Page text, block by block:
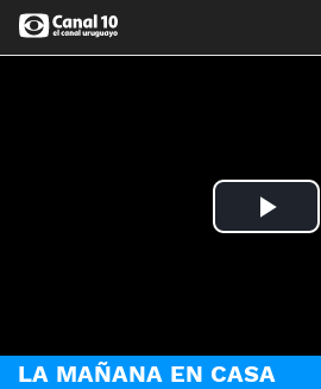
Play
LA MAÑANA EN CASA